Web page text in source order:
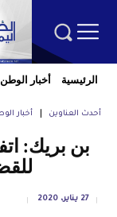
الرئيسية أخبار الوطن
أحدث العناوين أخبار
بن بريك:
27 يناير، 2020